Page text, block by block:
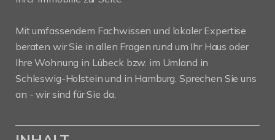
Mit umfassendem Fachwissen und lokaler Expertise
beraten wir Sie in allen Fragen rund um Ihr Haus oder
Ihre Wohnung in Lübeck bzw. im Umland in
Schleswig-Holstein und in Hamburg. Sprechen Sie uns
an - wir sind für Sie da.